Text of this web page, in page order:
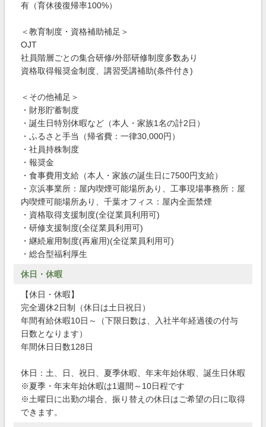
有（育休後復帰率100%）
＜教育制度・資格補助補足＞
OJT
社員階層ごとの集合研修/外部研修制度多数あり
資格取得報奨金制度、講習受講補助(条件付き)
＜その他補足＞
・財形貯蓄制度
・誕生日特別休暇など（本人・家族1名の計2日）
・ふるさと手当（帰省費：一律30,000円）
・社員持株制度
・報奨金
・食事費用支給（本人・家族の誕生日に7500円支給）
・京浜事業所：屋内喫煙可能場所あり、工事現場事務所：屋
内喫煙可能場所あり、千葉オフィス：屋内全面禁煙
・資格取得支援制度(全従業員利用可)
・研修支援制度(全従業員利用可)
・継続雇用制度(再雇用)(全従業員利用可)
・総合型福利厚生
休日・休暇
【休日・休暇】
完全週休2日制（休日は土日祝日）
年間有給休暇10日～（下限日数は、入社半年経過後の付与
日数となります）
年間休日日数128日
休日：土、日、祝日、夏季休暇、年末年始休暇、誕生日休暇
※夏季・年末年始休暇は1週間～10日程です
※土曜日に出勤の場合、振り替えの休日はご希望の日に取得
できます。